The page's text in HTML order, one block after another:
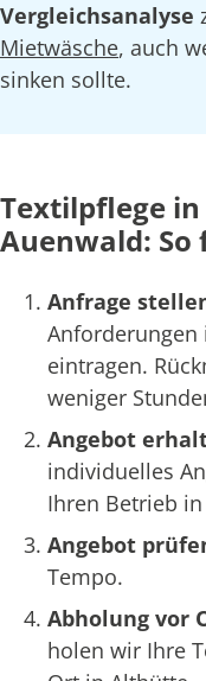
Vergleichsanalyse
Mietwäsche, auch
sinken sollte.
Textilpflege
Auenwald: So
Anfrage
eintragen.
weniger
Angebot
individuelles
Ihren Betrieb
Angebot
Tempo.
Abholung vor
holen wir Ihre